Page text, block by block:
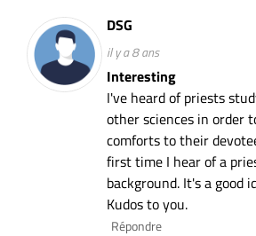
DSG
il y a 8 ans
Interesting
I've heard of priests
other sciences in order
comforts to their
first time I hear of a
background. It's a good
Kudos to you.
Répondre